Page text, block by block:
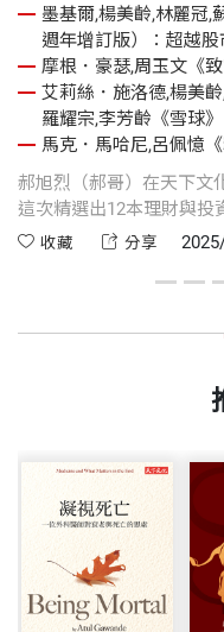
墨基爾,楊美齡,林麗冠,
週年增訂版）：超越股
摩根．豪瑟,周玉文《
艾莉絲．施洛德,楊美
羅耀宗,李芳齡《雪球》
馬克．馬哈尼,呂佩憶《
郝旭烈（郝哥）在天下文
這次精選出12本理財與投
《致富心態》、《會走路
收藏 分享